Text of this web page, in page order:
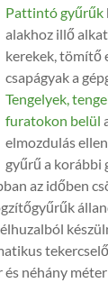
Pattintó gyűrűk
alakhoz illő
kerekek, tömítő
csapágyak a
Tengelyek,
furatokon belül
elmozdulás
gyűrű a korábbi
az időben
néhány